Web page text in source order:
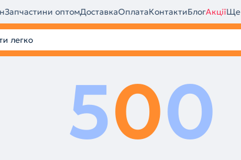
Запчастини оптомДоставкаОплатаКонтактиБлогАкціїЩе
500